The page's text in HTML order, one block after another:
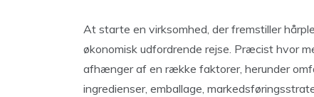
At starte en virksomhed, der fremstiller
økonomisk udfordrende rejse. Præcist hvor
afhænger af en række faktorer, herunder
ingredienser, emballage,